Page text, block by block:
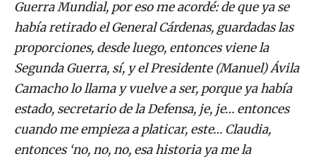
Guerra Mundial, por eso me acordé: de que ya se
había retirado el General Cárdenas, guardadas las
proporciones, desde luego, entonces viene la
Segunda Guerra, sí, y el Presidente (Manuel) Ávila
Camacho lo llama y vuelve a ser, porque ya había
estado, secretario de la Defensa, je, je… entonces
cuando me empieza a platicar, este… Claudia,
entonces ‘no, no, no, esa historia ya me la